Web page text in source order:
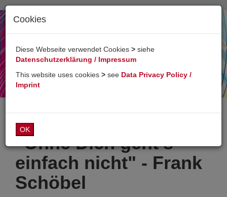
Toggle
"Ohne Dich geht's
einfach nicht" - Frank
Schöbel
Cookies
Diese Webseite verwendet Cookies > siehe
Datenschutzerklärung / Impressum
This website uses cookies > see Data Privacy Policy /
Imprint
OK